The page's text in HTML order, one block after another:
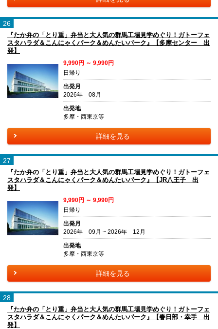
26
『たか弁の「とり重」弁当と大人気の群馬工場見学めぐり！ガトーフェ
スタハラダ＆こんにゃくパーク＆めんたいパーク』【多摩センター 出
発】
9,990円 ～ 9,990円
日帰り
出発月
2026年 08月
出発地
多摩・西東京等
詳細を見る
27
『たか弁の「とり重」弁当と大人気の群馬工場見学めぐり！ガトーフェ
スタハラダ＆こんにゃくパーク＆めんたいパーク』【JR八王子 出
発】
9,990円 ～ 9,990円
日帰り
出発月
2026年 09月 ~ 2026年 12月
出発地
多摩・西東京等
詳細を見る
28
『たか弁の「とり重」弁当と大人気の群馬工場見学めぐり！ガトーフェ
スタハラダ＆こんにゃくパーク＆めんたいパーク』【春日部・幸手 出
発】